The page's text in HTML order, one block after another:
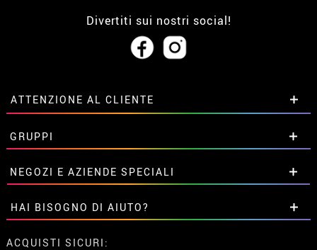
Divertiti sui nostri social!
ATTENZIONE AL CLIENTE
• Su di noi
• Condizioni di vendita
• Avviso legale privacy
• Attenzione al cliente
• Utilizzo dei cookies
•Impostazioni dei cookie
GRUPPI
Sconti speciali per gruppi.
Contattaci qui
NEGOZI E AZIENDE SPECIALI
Sconti speciali per gruppi.
Contattaci qui
HAI BISOGNO DI AIUTO?
Non ho ancora fatto l'ordine
ACQUISTI SICURI: